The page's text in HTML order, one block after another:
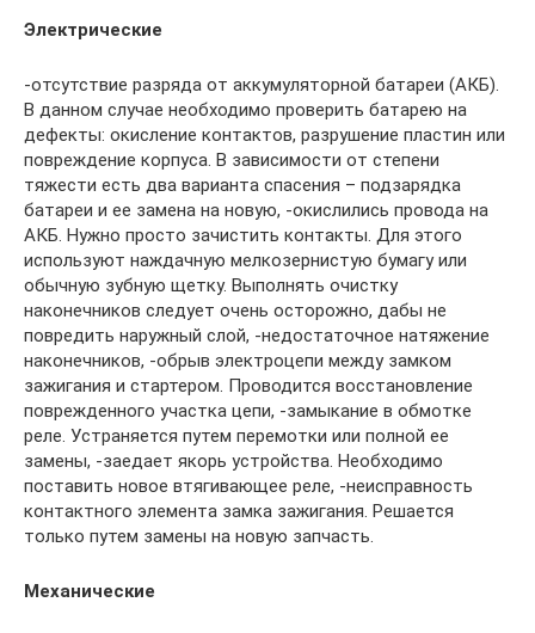
Электрические
-отсутствие разряда от аккумуляторной батареи (АКБ).
В данном случае необходимо проверить батарею на
дефекты: окисление контактов, разрушение пластин или
повреждение корпуса. В зависимости от степени
тяжести есть два варианта спасения – подзарядка
батареи и ее замена на новую, -окислились провода на
АКБ. Нужно просто зачистить контакты. Для этого
используют наждачную мелкозернистую бумагу или
обычную зубную щетку. Выполнять очистку
наконечников следует очень осторожно, дабы не
повредить наружный слой, -недостаточное натяжение
наконечников, -обрыв электроцепи между замком
зажигания и стартером. Проводится восстановление
поврежденного участка цепи, -замыкание в обмотке
реле. Устраняется путем перемотки или полной ее
замены, -заедает якорь устройства. Необходимо
поставить новое втягивающее реле, -неисправность
контактного элемента замка зажигания. Решается
только путем замены на новую запчасть.
Механические